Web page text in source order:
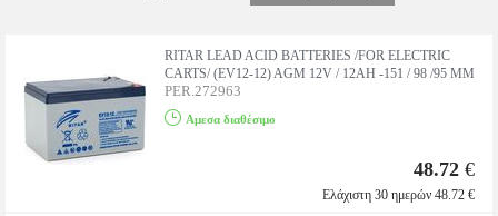
RITAR LEAD ACID BATTERIES /FOR ELECTRIC
CARTS/ (EV12-12) AGM 12V / 12AH -151 / 98 /95 MM
PER.272963
Αμεσα διαθέσιμο
48.72 €
Ελάχιστη 30 ημερών 48.72 €